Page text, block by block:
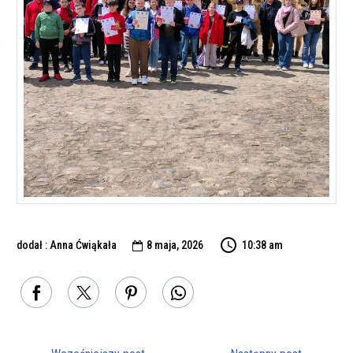
dodał : Anna Ćwiąkała  8 maja, 2026 10:38 am